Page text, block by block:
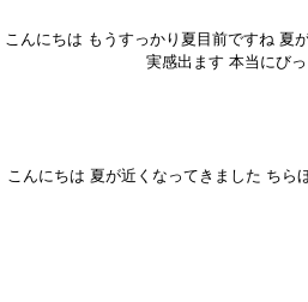
こんにちは もうすっかり夏目前ですね 夏
実感出ます 本当にび
こんにちは 夏が近くなってきました ちら